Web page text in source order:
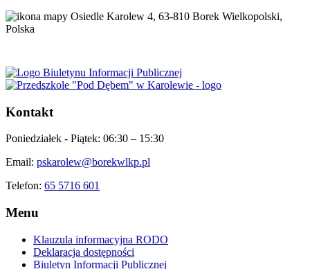
Osiedle Karolew 4, 63-810 Borek Wielkopolski,
Polska
Kontakt
Poniedziałek - Piątek: 06:30 – 15:30
Email: pskarolew@borekwlkp.pl
Telefon: 65 5716 601
Menu
Klauzula informacyjna RODO
Deklaracja dostępności
Biuletyn Informacji Publicznej